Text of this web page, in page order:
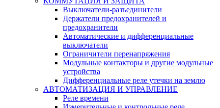
Выключатели-разъединители
Держатели предохранителей и
предохранители
Автоматические и дифференциальные
выключатели
Ограничители перенапряжения
Модульные контакторы и другие модульные
устройства
Дифференциальные реле утечки на землю
АВТОМАТИЗАЦИЯ И УПРАВЛЕНИЕ
Реле времени